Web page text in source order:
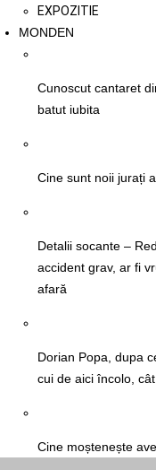
EXPOZITIE
MONDEN
Cunoscut cantaret
batut iubita
Cine sunt noii jurați
Detalii socante –
accident grav, ar fi
afară
Dorian Popa, dupa
cui de aici încolo,
Cine moștenește